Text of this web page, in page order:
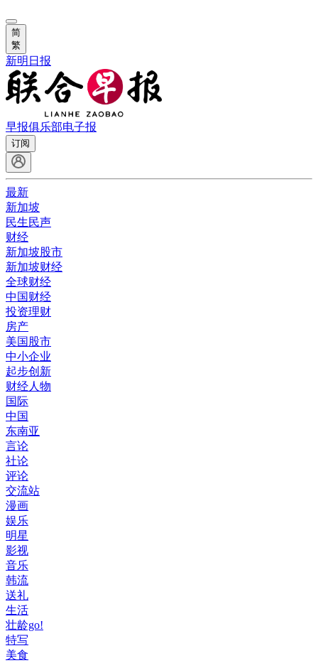
简
繁
新明日报
早报俱乐部电子报
订阅
最新
新加坡
民生民声
财经
新加坡股市
新加坡财经
全球财经
中国财经
投资理财
房产
美国股市
中小企业
起步创新
财经人物
国际
中国
东南亚
言论
社论
评论
交流站
漫画
娱乐
明星
影视
音乐
韩流
送礼
生活
壮龄go!
特写
美食